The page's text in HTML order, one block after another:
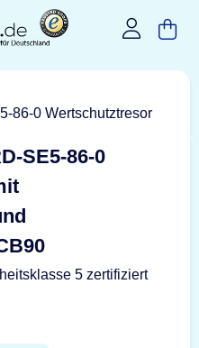
86-0 Wertschutztresor
SE5-86-0